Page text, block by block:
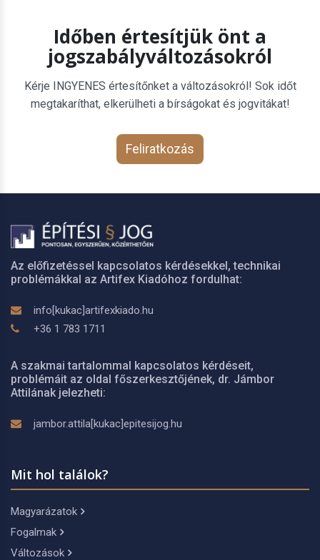
Időben értesítjük önt a
jogszabályváltozásokról
Kérje INGYENES értesítőnket a változásokról! Sok időt
megtakaríthat, elkerülheti a bírságokat és jogvitákat!
Feliratkozás
Az előfizetéssel kapcsolatos kérdésekkel, technikai
problémákkal az Artifex Kiadóhoz fordulhat:
info[kukac]artifexkiado.hu
+36 1 783 1711
A szakmai tartalommal kapcsolatos kérdéseit,
problémáit az oldal főszerkesztőjének, dr. Jámbor
Attilának jelezheti:
jambor.attila[kukac]epitesijog.hu
Mit hol találok?
Magyarázatok
Fogalmak
Változások